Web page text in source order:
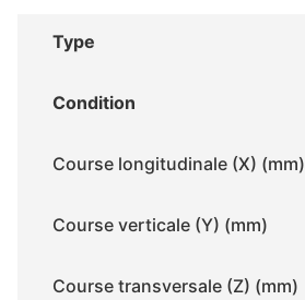
Type
Condition
Course longitudinale (X) (mm)
Course verticale (Y) (mm)
Course transversale (Z) (mm)